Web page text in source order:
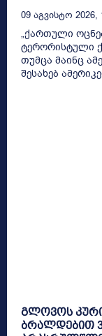
09 Აგვისტო 2026,
„ქართული
ტერორისტული
თუმცა მაინც
შესახებ
გლოვოს
ბრალდებით